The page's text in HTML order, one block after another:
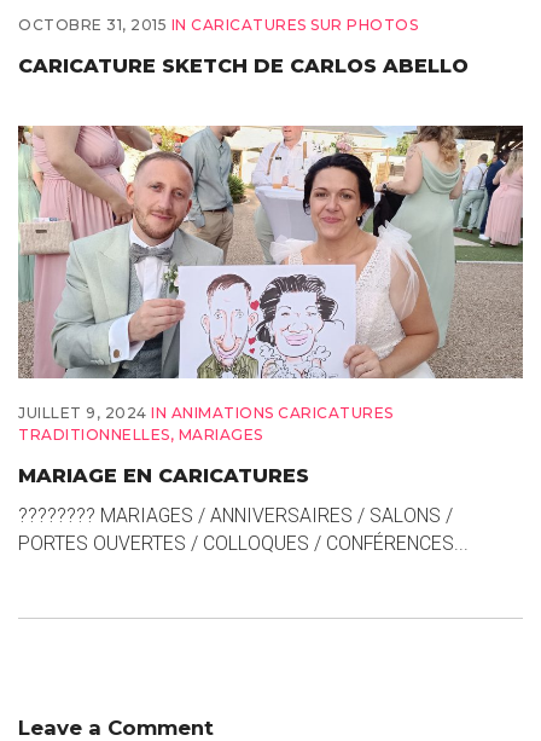
OCTOBRE 31, 2015 IN CARICATURES SUR PHOTOS
CARICATURE SKETCH DE CARLOS ABELLO
JUILLET 9, 2024 IN ANIMATIONS CARICATURES
TRADITIONNELLES, MARIAGES
MARIAGE EN CARICATURES
???????? MARIAGES / ANNIVERSAIRES / SALONS /
PORTES OUVERTES / COLLOQUES / CONFÉRENCES...
Leave a Comment